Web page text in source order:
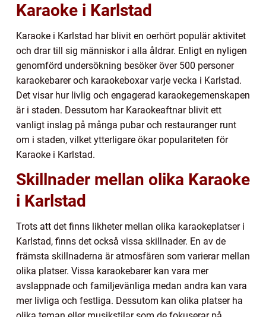
Karaoke i Karlstad
Karaoke i Karlstad har blivit en oerhört populär aktivitet
och drar till sig människor i alla åldrar. Enligt en nyligen
genomförd undersökning besöker över 500 personer
karaokebarer och karaokeboxar varje vecka i Karlstad.
Det visar hur livlig och engagerad karaokegemenskapen
är i staden. Dessutom har Karaokeaftnar blivit ett
vanligt inslag på många pubar och restauranger runt
om i staden, vilket ytterligare ökar populariteten för
Karaoke i Karlstad.
Skillnader mellan olika Karaoke
i Karlstad
Trots att det finns likheter mellan olika karaokeplatser i
Karlstad, finns det också vissa skillnader. En av de
främsta skillnaderna är atmosfären som varierar mellan
olika platser. Vissa karaokebarer kan vara mer
avslappnade och familjevänliga medan andra kan vara
mer livliga och festliga. Dessutom kan olika platser ha